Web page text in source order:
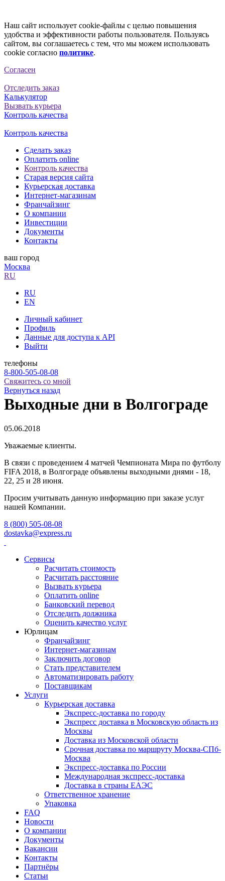
Наш сайт использует cookie-файлы с целью повышения
удобства и эффективности работы пользователя. Пользуясь
сайтом, вы соглашаетесь с тем, что мы можем использовать
cookie согласно политике.
Согласен
Отследить заказ
Калькулятор
Вызвать курьера
Контроль качества
Контроль качества
Сделать заказ
Оплатить online
Контроль качества
Старая версия сайта
Курьерская доставка
Интернет-магазинам
Франчайзинг
О компании
Инвестиции
Документы
Контакты
ваш город
Москва
RU
RU
EN
Личный кабинет
Профиль
Данные для доступа к API
Выйти
телефоны
8-800-505-08-08
Свяжитесь со мной
Вернуться назад
Выходные дни в Волгограде
05.06.2018
Уважаемые клиенты.
В связи с проведением 4 матчей Чемпионата Мира по футболу
FIFA 2018, в Волгограде объявлены выходными днями - 18,
22, 25 и 28 июня.
Просим учитывать данную информацию при заказе услуг
нашей Компании.
8 (800) 505-08-08
dostavka@express.ru
Сервисы
Расчитать стоимость
Расчитать расстояние
Вызвать курьера
Оплатить online
Банковский перевод
Отследить должника
Оценить качество услуг
Юрлицам
Франчайзинг
Интернет-магазинам
Заключить договор
Стать представителем
Автоматизировать работу
Поставщикам
Услуги
Курьерская доставка
Экспресс-доставка по городу
Экспресс доставка в Московскую область из
Москвы
Доставка из Московской области
Срочная доставка по маршруту Москва-СПб-
Москва
Экспресс-доставка по России
Международная экспресс-доставка
Доставка в страны ЕАЭС
Ответственное хранение
Упаковка
FAQ
Новости
О компании
Документы
Вакансии
Контакты
Партнёры
Статьи